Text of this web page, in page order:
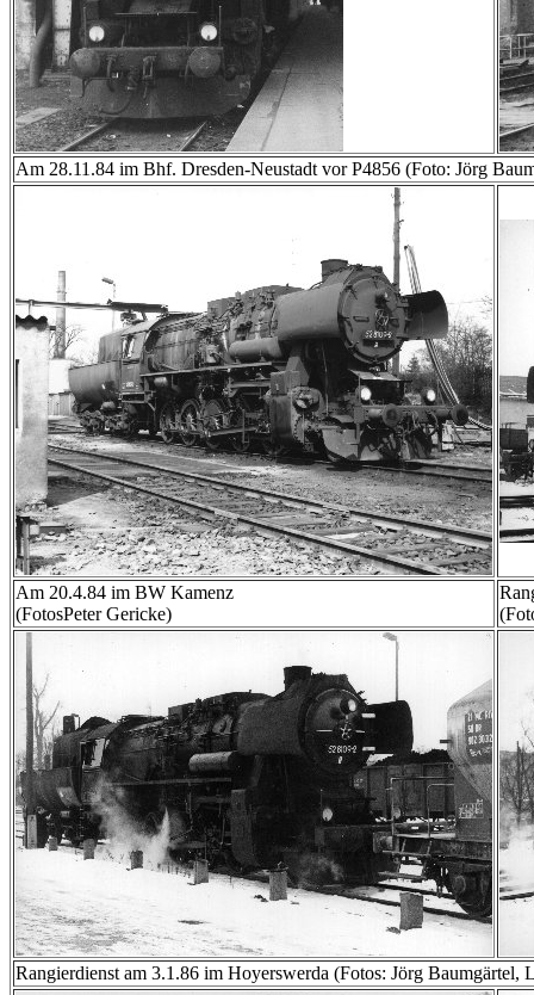
Am 28.11.84 im Bhf. Dresden-Neustadt vor P4856 (Foto: Jörg
Am 20.4.84 im BW Kamenz
(FotosPeter Gericke)
Rangierdienst am 3.1.86 im Hoyerswerda (Fotos: Jörg Baumgärtel,